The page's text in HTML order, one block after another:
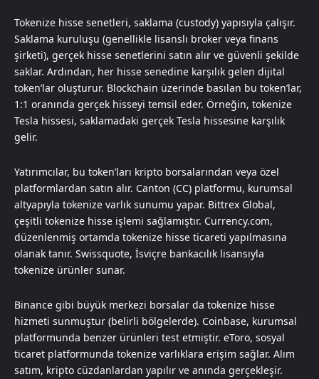
Tokenize hisse senetleri, saklama (custody) yapısıyla çalışır.
Saklama kuruluşu (genellikle lisanslı broker veya finans
şirketi), gerçek hisse senetlerini satın alır ve güvenli şekilde
saklar. Ardından, her hisse senedine karşılık gelen dijital
token’lar oluşturur. Blockchain üzerinde basılan bu token’lar,
1:1 oranında gerçek hisseyi temsil eder. Örneğin, tokenize
Tesla hissesi, saklamadaki gerçek Tesla hissesine karşılık
gelir.
Yatırımcılar, bu token’ları kripto borsalarından veya özel
platformlardan satın alır. Canton (CC) platformu, kurumsal
altyapıyla tokenize varlık sunumu yapar. Bittrex Global,
çeşitli tokenize hisse işlemi sağlamıştır. Currency.com,
düzenlenmiş ortamda tokenize hisse ticareti yapılmasına
olanak tanır. Swissquote, İsviçre bankacılık lisansıyla
tokenize ürünler sunar.
Binance gibi büyük merkezi borsalar da tokenize hisse
hizmeti sunmuştur (belirli bölgelerde). Coinbase, kurumsal
platformunda benzer ürünleri test etmiştir. eToro, sosyal
ticaret platformunda tokenize varlıklara erişim sağlar. Alım
satım, kripto cüzdanlardan yapılır ve anında gerçekleşir.